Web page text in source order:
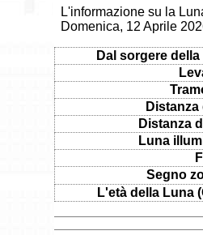
L'informazione su la
Domenica, 12 Aprile
Dal sorgere
Distanza
Luna
Segno
L'età della Luna